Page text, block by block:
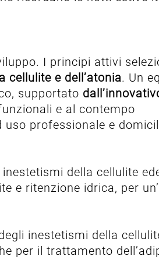
I principi attivi
e dell’atonia. Un
supportato
e al contempo
professionale e
della cellulite
e ritenzione idrica, per
inestetismi della
per il trattamento